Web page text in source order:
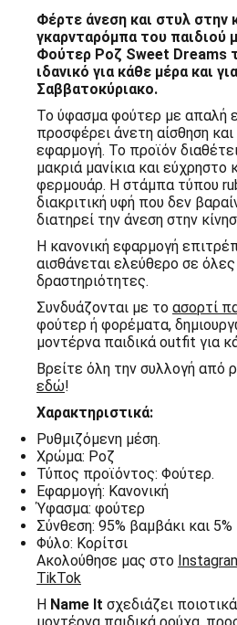
Dreams
Name
It
ποσότητα
Φέρτε άνεση και στυλ στην
γκαρνταρόμπα του παιδιού
Φούτερ Ροζ Sweet Dreams
ιδανικό για κάθε μέρα και
Σαββατοκύριακο.
Το ύφασμα φούτερ με απαλή
προσφέρει άνετη αίσθηση και
εφαρμογή. Το προϊόν
μακριά μανίκια και εύχρηστο
φερμουάρ. Η στάμπα τύπου
διακριτική υφή που δεν
διατηρεί την άνεση στην
Η κανονική εφαρμογή
αισθάνεται ελεύθερο σε όλες
δραστηριότητες.
Συνδυάζονται με το ασορτί
φούτερ ή φορέματα,
μοντέρνα παιδικά outfit για
Βρείτε όλη την συλλογή από
εδώ!
Χαρακτηριστικά:
Ρυθμιζόμενη μέση.
Χρώμα: Ροζ
Τύπος προϊόντος: Φούτερ.
Εφαρμογή: Κανονική
Ύφασμα: φούτερ
Σύνθεση: 95% βαμβάκι και
Φύλο: Κορίτσι
Ακολούθησε μας στο
TikTok
Η Name It σχεδιάζει
μοντέρνα παιδικά ρούχα,